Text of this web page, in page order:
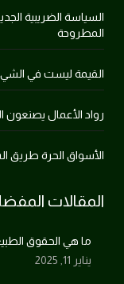
السياسة الضريبية
المطروحة
القيمة ليست في
رواد الأعمال يصنعون
الأسواق الحرة طريق
المقالات
ما هي الحقوق
يناير 11, 2025